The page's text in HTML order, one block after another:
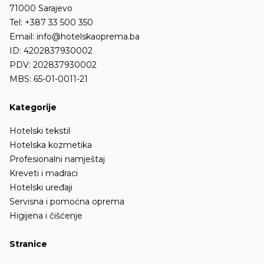
71000 Sarajevo
Tel: +387 33 500 350
Email: info@hotelskaoprema.ba
ID: 4202837930002
PDV: 202837930002
MBS: 65-01-0011-21
Kategorije
Hotelski tekstil
Hotelska kozmetika
Profesionalni namještaj
Kreveti i madraci
Hotelski uređaji
Servisna i pomoćna oprema
Higijena i čišćenje
Stranice